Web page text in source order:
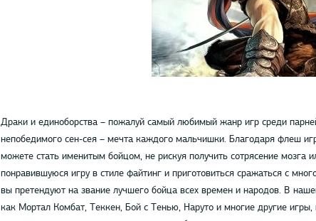
Драки и единоборства – пожалуй самый любимый жанр игр среди
непобедимого сен-сея – мечта каждого мальчишки. Благодаря флеш
можете стать именитым бойцом, не рискуя получить сотрясение мозга
понравившуюся игру в стиле файтинг и приготовиться сражаться с
вы претендуют на звание лучшего бойца всех времен и народов. В
как Мортал Комбат, Теккен, Бой с Тенью, Наруто и многие другие